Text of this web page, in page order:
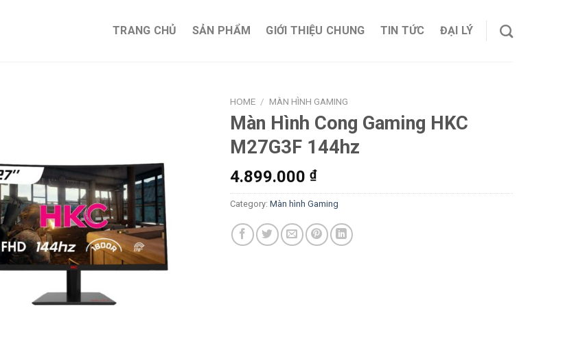
TRANG CHỦ SẢN PHẨM GIỚI THIỆU CHUNG TIN TỨC ĐẠI LÝ
HOME / MÀN HÌNH GAMING
Màn Hình Cong Gaming HKC
M27G3F 144hz
4.899.000 ₫
Category: Màn hình Gaming